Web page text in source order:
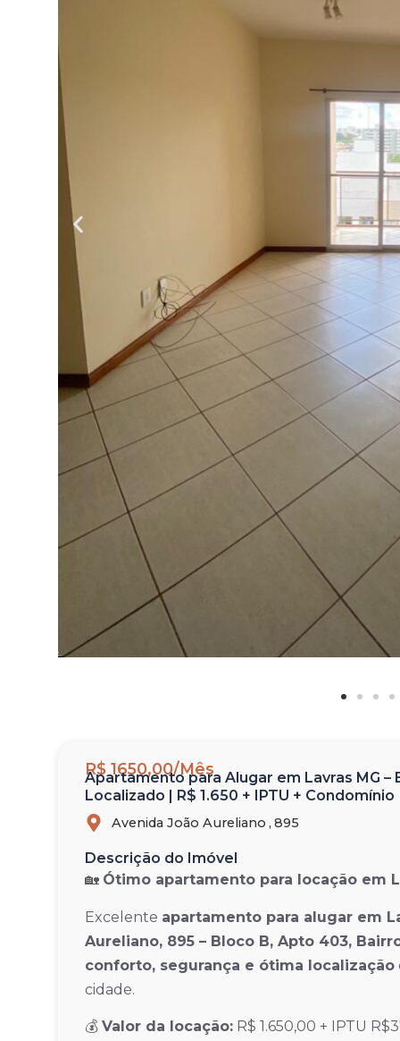
R$ 1650,00/Mês
Apartamento para Alugar em Lavras MG
Localizado | R$ 1.650 + IPTU + Condomínio
Avenida João Aureliano , 895
Descrição do Imóvel
🏡 Ótimo apartamento para locação em
Excelente apartamento para alugar em
Aureliano, 895 – Bloco B, Apto 403,
conforto, segurança e ótima localização
cidade.
💰 Valor da locação:R$ 1.650,00 + IPTU